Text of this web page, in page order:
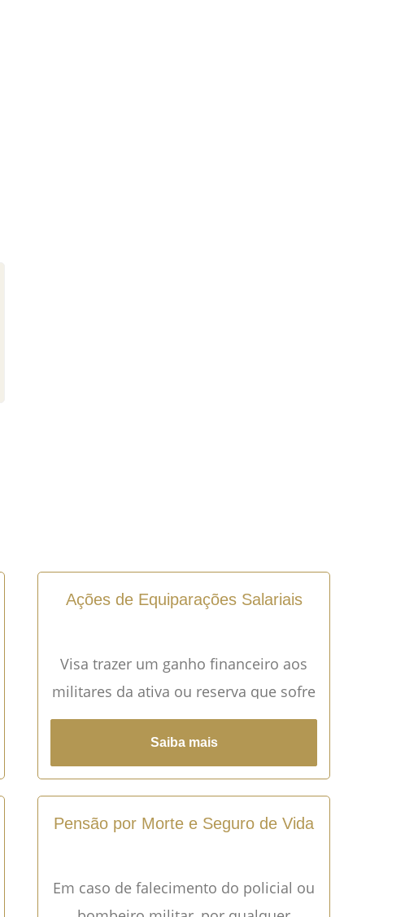
Ações de Equiparações Salariais
Visa trazer um ganho financeiro aos
militares da ativa ou reserva que sofre
um prejuízo salarial em comparação
com outro militar que exerce ou
exerceu função semelhante.
Saiba mais
Pensão por Morte e Seguro de Vida
Em caso de falecimento do policial ou